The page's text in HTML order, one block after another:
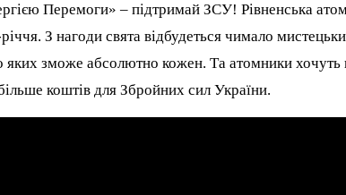
Перемоги» – підтримай ЗСУ! Рівненська
З нагоди свята відбудеться чимало
яких зможе абсолютно кожен. Та атомники хочуть
коштів для Збройних сил України.